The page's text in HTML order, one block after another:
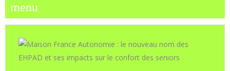
menu